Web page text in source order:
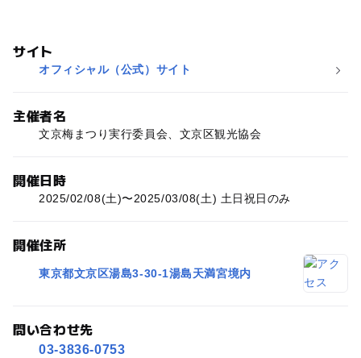
サイト
オフィシャル（公式）サイト
主催者名
文京梅まつり実行委員会、文京区観光協会
開催日時
2025/02/08(土)〜2025/03/08(土) 土日祝日のみ
開催住所
東京都文京区湯島3-30-1湯島天満宮境内
問い合わせ先
03-3836-0753